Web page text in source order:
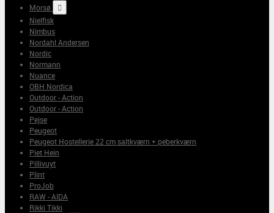
Morsø

Nielfisk
Nimbus
Nordahl Andersen
Nordic
Normann
Nuance
OBH Nordica
Outdoor - Action
Outdoor - Action
Pejse
Peugeot
Peugeot Hostellerie 22 cm saltkværn + peberkværn
Piet Hein
Pillivuyt
Plint
ProJob
RAW - AIDA
Rikki Tikki